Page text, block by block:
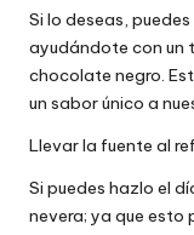
Si lo deseas,
ayudándote con un
chocolate negro.
un sabor único a
Llevar la fuente al
Si puedes hazlo el
nevera; ya que esto